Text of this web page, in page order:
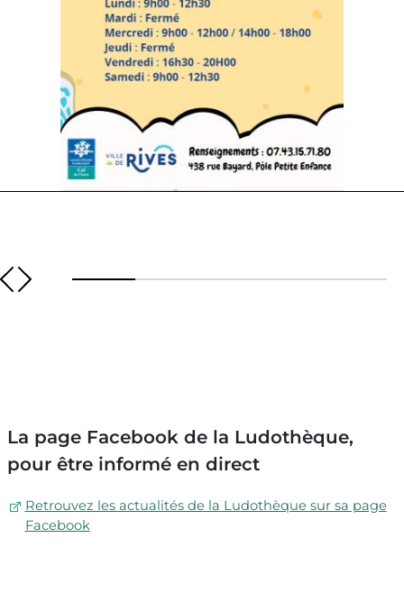
Copyright © 2023 Ville de Rives
La page Facebook de la Ludothèque,
pour être informé en direct
Retrouvez les actualités de la Ludothèque sur sa page
Facebook